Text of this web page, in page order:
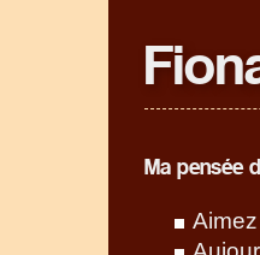
Ma pensée